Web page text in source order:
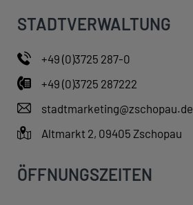
STADTVERWALTUNG
+49 (0)3725 287-0
+49 (0)3725 287222
stadtmarketing@zschopau.de
Altmarkt 2, 09405 Zschopau
ÖFFNUNGSZEITEN